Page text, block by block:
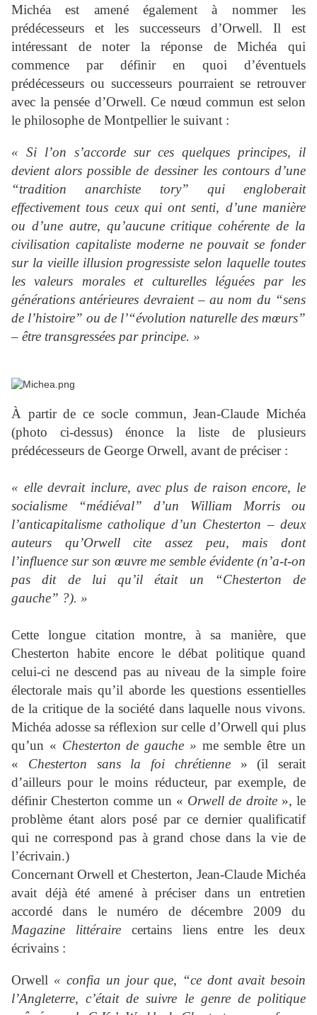
Michéa est amené également à nommer les
prédécesseurs et les successeurs d’Orwell. Il est
intéressant de noter la réponse de Michéa qui
commence par définir en quoi d’éventuels
prédécesseurs ou successeurs pourraient se retrouver
avec la pensée d’Orwell. Ce nœud commun est selon
le philosophe de Montpellier le suivant :
« Si l’on s’accorde sur ces quelques principes, il
devient alors possible de dessiner les contours d’une
“tradition anarchiste tory” qui engloberait
effectivement tous ceux qui ont senti, d’une manière
ou d’une autre, qu’aucune critique cohérente de la
civilisation capitaliste moderne ne pouvait se fonder
sur la vieille illusion progressiste selon laquelle toutes
les valeurs morales et culturelles léguées par les
générations antérieures devraient – au nom du “sens
de l’histoire” ou de l’“évolution naturelle des mœurs”
– être transgressées par principe. »
À partir de ce socle commun, Jean-Claude Michéa
(photo ci-dessus) énonce la liste de plusieurs
prédécesseurs de George Orwell, avant de préciser :
« elle devrait inclure, avec plus de raison encore, le
socialisme “médiéval” d’un William Morris ou
l’anticapitalisme catholique d’un Chesterton – deux
auteurs qu’Orwell cite assez peu, mais dont
l’influence sur son œuvre me semble évidente (n’a-t-on
pas dit de lui qu’il était un “Chesterton de
gauche” ?). »
Cette longue citation montre, à sa manière, que
Chesterton habite encore le débat politique quand
celui-ci ne descend pas au niveau de la simple foire
électorale mais qu’il aborde les questions essentielles
de la critique de la société dans laquelle nous vivons.
Michéa adosse sa réflexion sur celle d’Orwell qui plus
qu’un « Chesterton de gauche » me semble être un
« Chesterton sans la foi chrétienne» (il serait
d’ailleurs pour le moins réducteur, par exemple, de
définir Chesterton comme un « Orwell de droite», le
problème étant alors posé par ce dernier qualificatif
qui ne correspond pas à grand chose dans la vie de
l’écrivain.)
Concernant Orwell et Chesterton, Jean-Claude Michéa
avait déjà été amené à préciser dans un entretien
accordé dans le numéro de décembre 2009 du
Magazine littérairecertains liens entre les deux
écrivains :
Orwell « confia un jour que, “ce dont avait besoin
l’Angleterre, c’était de suivre le genre de politique